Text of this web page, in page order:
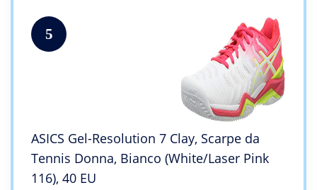
5
ASICS Gel-Resolution 7 Clay, Scarpe da
Tennis Donna, Bianco (White/Laser Pink
116), 40 EU